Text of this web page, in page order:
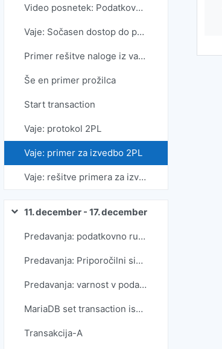
Video posnetek: Podatkovno rudarjenje, priporočilni sistemi (2020): od 1:33:38.
Vaje: Sočasen dostop do podatkovne baze
Primer rešitve naloge iz vaj glede sočasnega dostopa
Še en primer prožilca
Start transaction
Vaje: protokol 2PL
Vaje: primer za izvedbo 2PL
Vaje: rešitve primera za izvedbo 2PL
Skrči11. december - 17. december
Predavanja: podatkovno rudarjenje
Predavanja: Priporočilni sistemi
Predavanja: varnost v podatkovnih bazah. Upravljanje s transakcijami.
MariaDB set transaction isolation level
Transakcija-A